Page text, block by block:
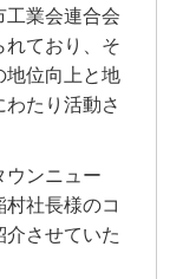
業会連合会
れており、そ
地位向上と地
たり活動さ
ウンニュー
社長様のコ
させていた